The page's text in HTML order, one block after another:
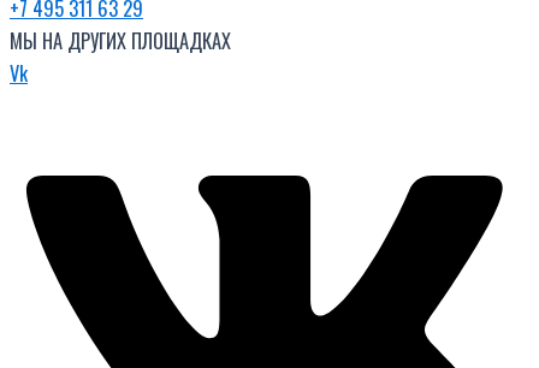
+7 495 311 63 29
МЫ НА ДРУГИХ ПЛОЩАДКАХ
Vk